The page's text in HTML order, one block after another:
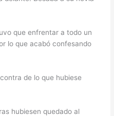
que enfrentar a todo un
lo que acabó confesando
de lo que hubiese
hubiesen quedado al